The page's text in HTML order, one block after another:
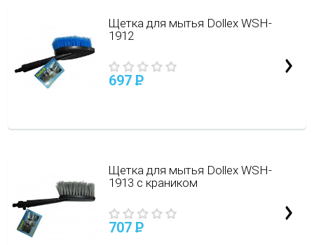
Щетка для мытья Dollex WSH-
1912
697 P
Щетка для мытья Dollex WSH-
1913 с краником
707 P